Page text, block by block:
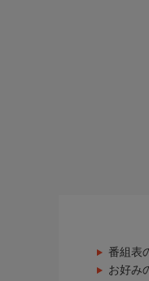
番組表
お好み